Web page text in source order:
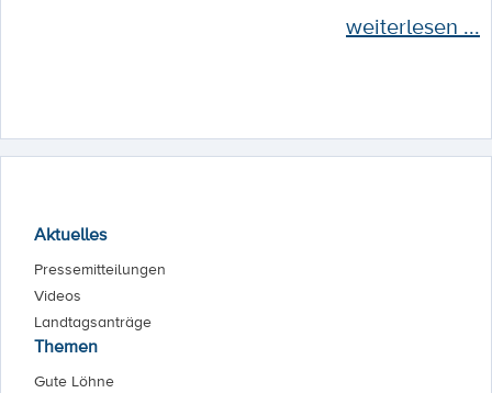
weiterlesen ...
Aktuelles
Pressemitteilungen
Videos
Landtagsanträge
Themen
Gute Löhne